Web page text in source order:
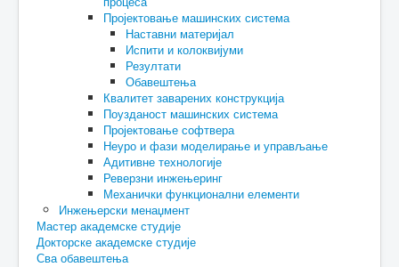
Пројектовање машинских система
Наставни материјал
Испити и колоквијуми
Резултати
Обавештења
Квалитет заварених конструкција
Поузданост машинских система
Пројектовање софтвера
Неуро и фази моделирање и управљање
Адитивне технологије
Реверзни инжењеринг
Механички функционални елементи
Инжењерски менаџмент
Мастер академске студије
Докторске академске студије
Сва обавештења